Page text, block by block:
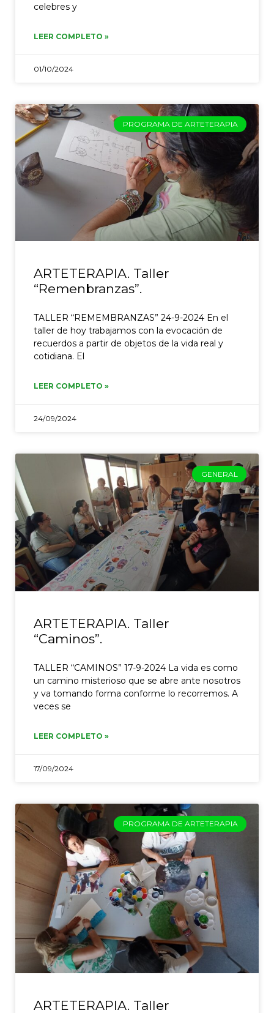
celebres y
LEER COMPLETO »
01/10/2024
PROGRAMA DE ARTETERAPIA
ARTETERAPIA. Taller
“Remenbranzas”.
TALLER “REMEMBRANZAS” 24-9-2024 En el
taller de hoy trabajamos con la evocación de
recuerdos a partir de objetos de la vida real y
cotidiana. El
LEER COMPLETO »
24/09/2024
GENERAL
ARTETERAPIA. Taller
“Caminos”.
TALLER “CAMINOS” 17-9-2024 La vida es como
un camino misterioso que se abre ante nosotros
y va tomando forma conforme lo recorremos. A
veces se
LEER COMPLETO »
17/09/2024
PROGRAMA DE ARTETERAPIA
ARTETERAPIA. Taller